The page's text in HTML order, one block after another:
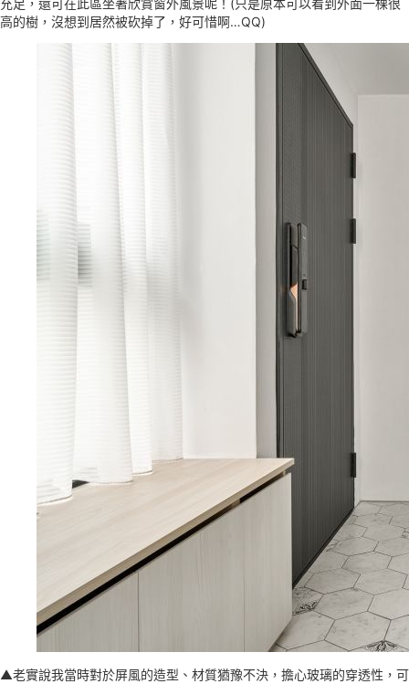
充足，還可在此區坐著欣賞窗外風景呢！(只是原本可以看到外面一棵很
高的樹，沒想到居然被砍掉了，好可惜啊…QQ)
▲老實說我當時對於屏風的造型、材質猶豫不決，擔心玻璃的穿透性，可